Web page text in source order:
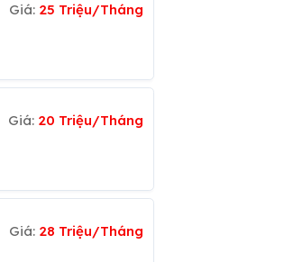
Giá: 25 Triệu/Tháng
Giá: 20 Triệu/Tháng
Giá: 28 Triệu/Tháng